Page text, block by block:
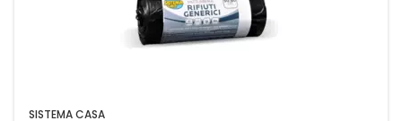
SISTEMA CASA